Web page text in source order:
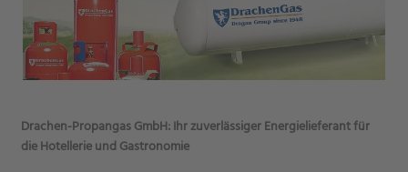
Drachen-Propangas GmbH: Ihr zuverlässiger Energielieferant für
die Hotellerie und Gastronomie